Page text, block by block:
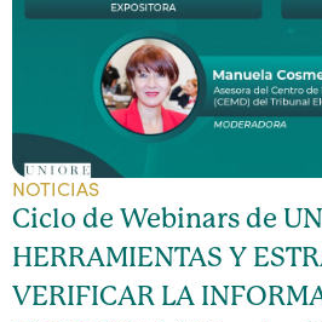
NOTICIAS
Ciclo de Webinars de
HERRAMIENTAS Y
VERIFICAR LA